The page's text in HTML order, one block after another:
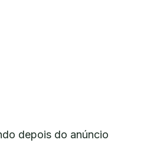
depois do anúncio